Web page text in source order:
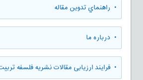
• راهنماي تدوين مقاله
• درباره ما
• فرایند ارزیابی مقالات نشریه فلسفه تربیت